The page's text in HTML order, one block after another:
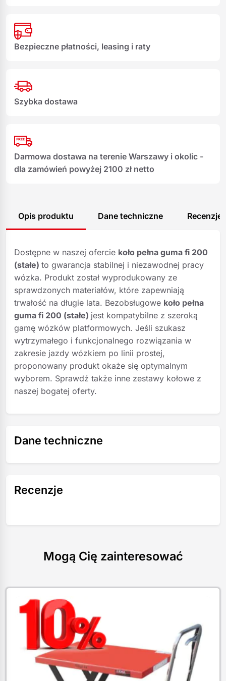
Bezpieczne płatności, leasing i raty
Szybka dostawa
Darmowa dostawa na terenie Warszawy i okolic -
dla zamówień powyżej 2100 zł netto
Opis produktu Dane techniczne Recenzje
Dostępne w naszej ofercie koło pełna guma fi 200
(stałe) to gwarancja stabilnej i niezawodnej pracy
wózka. Produkt został wyprodukowany ze
sprawdzonych materiałów, które zapewniają
trwałość na długie lata. Bezobsługowe koło pełna
guma fi 200 (stałe) jest kompatybilne z szeroką
gamę wózków platformowych. Jeśli szukasz
wytrzymałego i funkcjonalnego rozwiązania w
zakresie jazdy wózkiem po linii prostej,
proponowany produkt okaże się optymalnym
wyborem. Sprawdź także inne zestawy kołowe z
naszej bogatej oferty.
Dane techniczne
Recenzje
Mogą Cię zainteresować